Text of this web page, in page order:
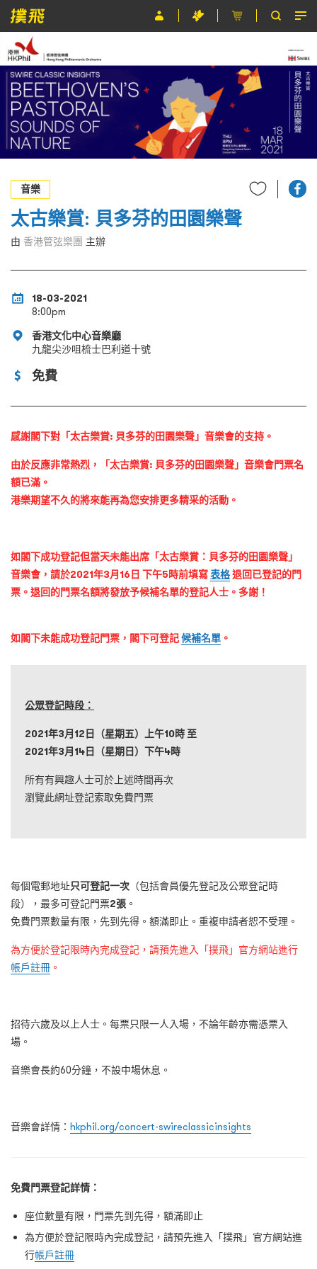
節目
主辦單位
關於撲飛
條款及細則
EN
音樂
太古樂賞: 貝多芬的田園樂聲
由 香港管弦樂團 主辦
18-03-2021
8:00pm
香港文化中心音樂廳
九龍尖沙咀梳士巴利道十號
免費
感謝閣下對「太古樂賞: 貝多芬的田園樂聲」音樂會的支持。
由於反應非常熱烈，「太古樂賞: 貝多芬的田園樂聲」音樂會門票名
額已滿。
港樂期望不久的將來能再為您安排更多精采的活動。
如閣下成功登記但當天未能出席「太古樂賞：貝多芬的田園樂聲」
音樂會，請於2021年3月16日 下午5時前填寫表格退回已登記的門
票。退回的門票名額將發放予候補名單的登記人士。多謝！
如閣下未能成功登記門票，閣下可登記候補名單 。
公眾登記時段：
2021年3月12日（星期五）上午10時 至
2021年3月14日（星期日）下午4時
所有有興趣人士可於上述時間再次
瀏覽此網址登記索取免費門票
每個電郵地址只可登記一次 （包括會員優先登記及公眾登記時
段），最多可登記門票2張 。
免費門票數量有限，先到先得。額滿即止。重複申請者恕不受理。
為方便於登記限時內完成登記，請預先進入「撲飛」官方網站進行
帳戶註冊 。
招待六歲及以上人士。每票只限一人入場，不論年齡亦需憑票入
場。
音樂會長約60分鐘，不設中場休息。
音樂會詳情： hkphil.org/concert-swireclassicinsights
免費門票登記詳情：
座位數量有限，門票先到先得，額滿即止
為方便於登記限時內完成登記，請預先進入「撲飛」官方網站進
行帳戶註冊